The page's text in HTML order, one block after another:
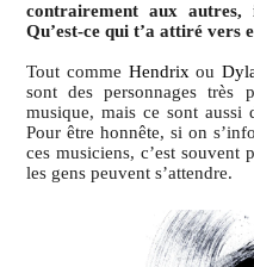
contrairement aux
Qu’est-ce qui t’a attiré vers
Tout comme Hendrixou
sont des personnages très
musique, mais ce sont
Pour être honnête, si on
ces musiciens, c’est souvent
les gens peuvent s’attendre.